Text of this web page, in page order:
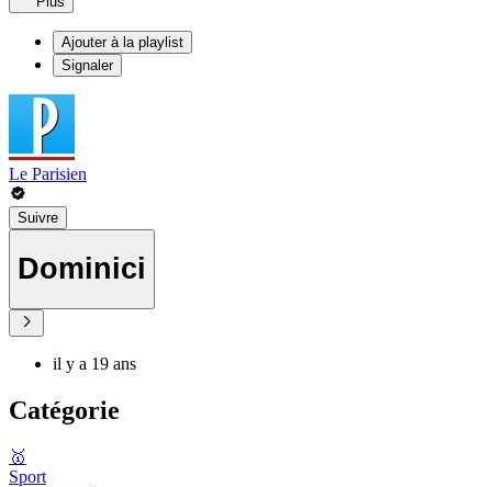
Ajouter à la playlist
Signaler
Le Parisien
Suivre
Dominici
il y a 19 ans
Catégorie
🥇
Sport